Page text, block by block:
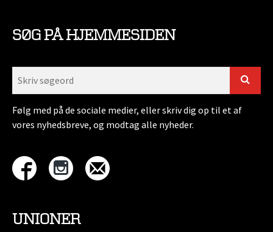
SØG PÅ HJEMMESIDEN
Følg med på de sociale medier, eller skriv dig op til et af
vores nyhedsbreve, og modtag alle nyheder.
UNIONER